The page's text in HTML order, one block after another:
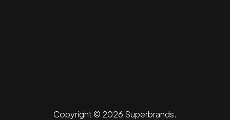
Copyright © 2026 Superbrands.